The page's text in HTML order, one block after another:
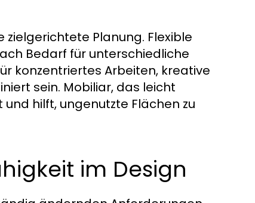
Planung. Flexible
Bedarf für unterschiedliche
konzentriertes Arbeiten, kreative
sein. Mobiliar, das leicht
hilft, ungenutzte Flächen zu
im Design